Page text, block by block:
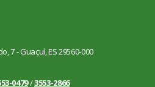
7 - Guaçuí, ES 29560-000
0479/3553-2866